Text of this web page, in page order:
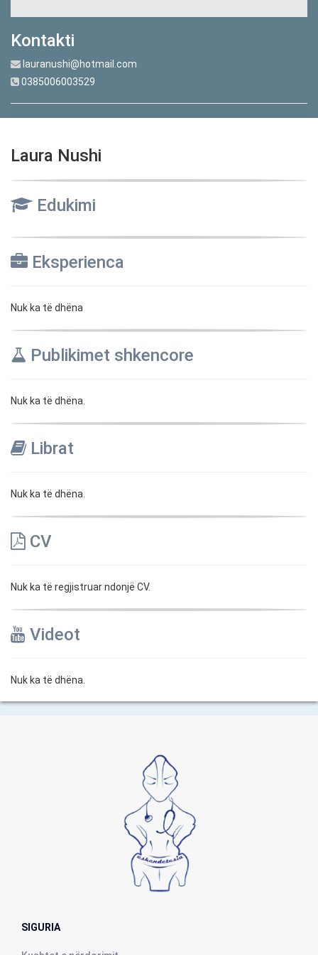
Kontakti
lauranushi@hotmail.com
0385006003529
Laura Nushi
Edukimi
Eksperienca
Nuk ka të dhëna
Publikimet shkencore
Nuk ka të dhëna.
Librat
Nuk ka të dhëna.
CV
Nuk ka të regjistruar ndonjë CV.
Videot
Nuk ka të dhëna.
SIGURIA